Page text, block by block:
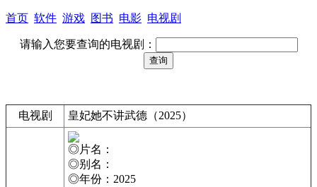
首页 软件 游戏 图书 电影 电视剧
请输入您要查询的电视剧：
电视剧 皇妃她不讲武德（2025）
◎片名：
◎别名：
◎年份：2025